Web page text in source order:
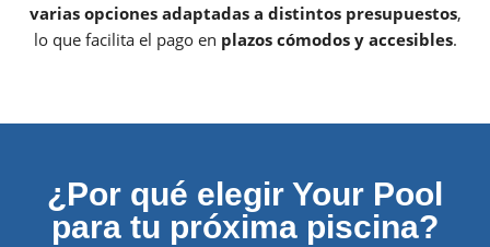
varias opciones adaptadas a distintos presupuestos,
lo que facilita el pago en plazos cómodos y accesibles.
¿Por qué elegir Your Pool
para tu próxima piscina?